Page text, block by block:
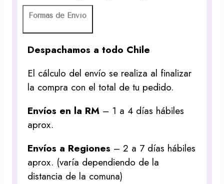
Formas de Envío
Despachamos a todo Chile
El cálculo del envío se realiza al finalizar
la compra con el total de tu pedido.
Envíos en la RM – 1 a 4 días hábiles
aprox.
Envíos a Regiones – 2 a 7 días hábiles
aprox. (varía dependiendo de la
distancia de la comuna)